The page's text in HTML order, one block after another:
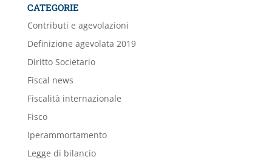
CATEGORIE
Contributi e agevolazioni
Definizione agevolata 2019
Diritto Societario
Fiscal news
Fiscalità internazionale
Fisco
Iperammortamento
Legge di bilancio